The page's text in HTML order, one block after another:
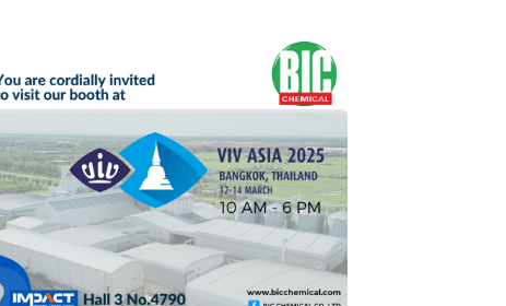
BABY“ 👶🏻🍼🧸 ให้กับคุณแม่รายที่ 13 🎁[…]